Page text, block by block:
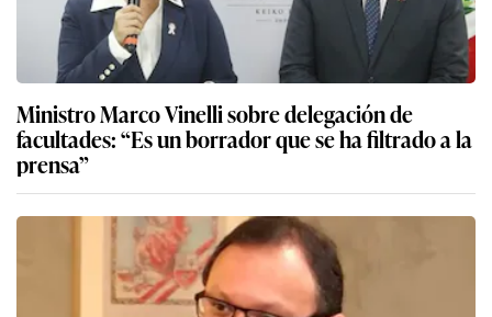
Ministro Marco Vinelli sobre delegación de
facultades: “Es un borrador que se ha filtrado a la
prensa”